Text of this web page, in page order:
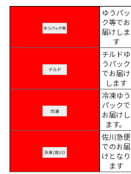
ゆうパッ
ク等でお
届けしま
す
チルドゆ
うパック
でお届け
します
冷凍ゆう
パックで
お届けし
ます。
佐川急便
でのお届
けとなり
ます